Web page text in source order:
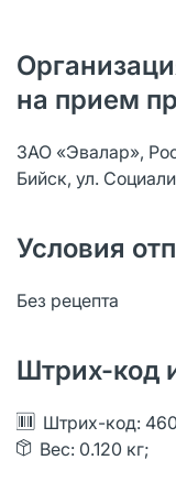
на прием
ЗАО «Эвалар»,
Бийск, ул.
Условия
Без рецепта
Штрих-код
Штрих-код:
Вес: 0.120 кг;